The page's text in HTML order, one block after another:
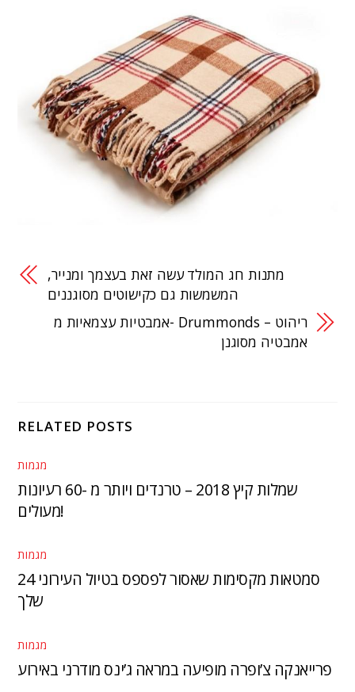
מתנות חג המולד עשה זאת בעצמך ומנייר,
המשמשות גם כקישוטים מסוגננים
אמבטיות עצמאיות מ- Drummonds – ריהוט
אמבטיה מסוגנן
RELATED POSTS
מגמות
שמלות קיץ 2018 – טרנדים ויותר מ -60 רעיונות
מעולים!
מגמות
24 סמטאות מקסימות שאסור לפספס בטיול העירוני
שלך
מגמות
פרייאנקה צ’ופרה מופיעה במראה ג’ינס מודרני באירוע